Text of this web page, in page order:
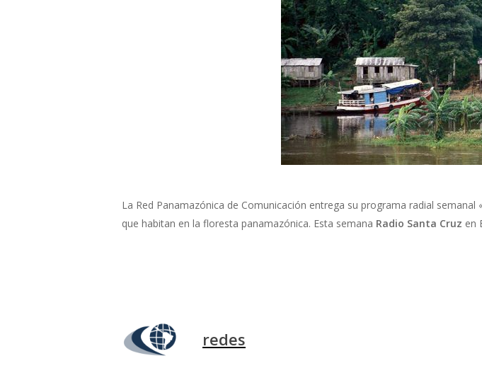
La Red Panamazónica de Comunicación entrega su programa radial semanal
que habitan en la floresta panamazónica. Esta semana Radio Santa Cruz en
redes